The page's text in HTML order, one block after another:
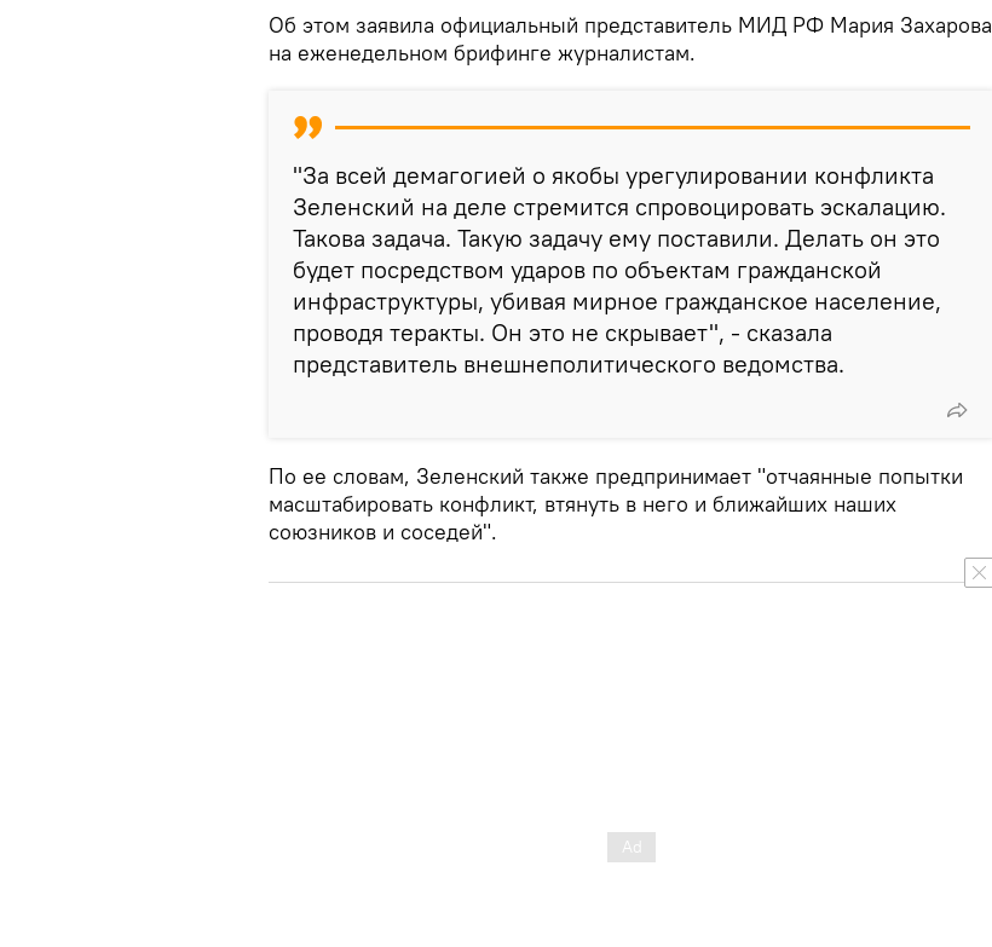
Об этом заявила официальный представитель МИД РФ Мария Захарова
на еженедельном брифинге журналистам.
"За всей демагогией о якобы урегулировании конфликта
Зеленский на деле стремится спровоцировать эскалацию.
Такова задача. Такую задачу ему поставили. Делать он это
будет посредством ударов по объектам гражданской
инфраструктуры, убивая мирное гражданское население,
проводя теракты. Он это не скрывает", - сказала
представитель внешнеполитического ведомства.
По ее словам, Зеленский также предпринимает "отчаянные попытки
масштабировать конфликт, втянуть в него и ближайших наших
союзников и соседей".